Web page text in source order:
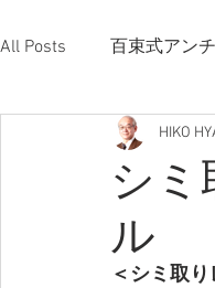
All Posts 百束式アン
バストを大きくする
シ
ル
HIKO
＜シミ取